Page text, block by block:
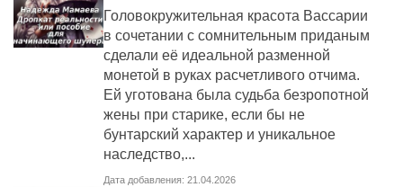
Головокружительная красота Вассарии
в сочетании с сомнительным приданым
сделали её идеальной разменной
монетой в руках расчетливого отчима.
Ей уготована была судьба безропотной
жены при старике, если бы не
бунтарский характер и уникальное
наследство,...
Дата добавления: 21.04.2026